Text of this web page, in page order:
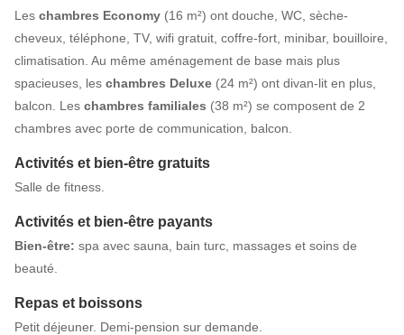
Les chambres Economy (16 m²) ont douche, WC, sèche-
cheveux, téléphone, TV, wifi gratuit, coffre-fort, minibar, bouilloire,
climatisation. Au même aménagement de base mais plus
spacieuses, les chambres Deluxe (24 m²) ont divan-lit en plus,
balcon. Les chambres familiales (38 m²) se composent de 2
chambres avec porte de communication, balcon.
Activités et bien-être gratuits
Salle de fitness.
Activités et bien-être payants
Bien-être: spa avec sauna, bain turc, massages et soins de
beauté.
Repas et boissons
Petit déjeuner. Demi-pension sur demande.